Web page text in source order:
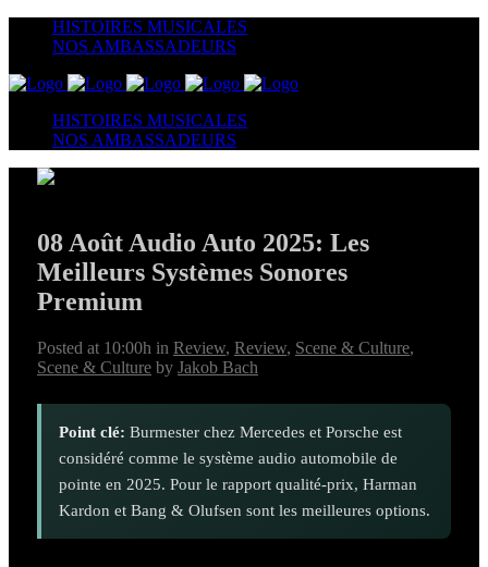
HISTOIRES MUSICALES
NOS AMBASSADEURS
HISTOIRES MUSICALES
NOS AMBASSADEURS
08 Août Audio Auto 2025: Les
Meilleurs Systèmes Sonores
Premium
Posted at 10:00h in Review, Review, Scene & Culture,
Scene & Culture by Jakob Bach
Point clé: Burmester chez Mercedes et Porsche est
considéré comme le système audio automobile de
pointe en 2025. Pour le rapport qualité-prix, Harman
Kardon et Bang & Olufsen sont les meilleures options.